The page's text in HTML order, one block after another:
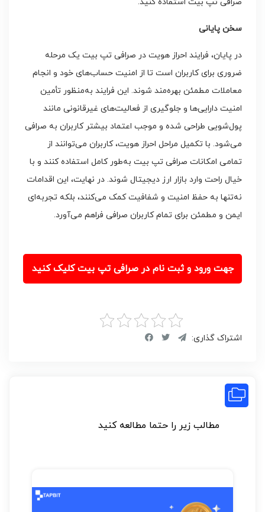
سخن پایانی
در پایان، فرایند احراز هویت در صرافی تپ بیت یک مرحله
ضروری برای کاربران است تا از امنیت حساب‌های خود و انجام
معاملات مطمئن بهره‌مند شوند. این فرایند به‌منظور تأمین
امنیت دارایی‌ها و جلوگیری از فعالیت‌های غیرقانونی مانند
پول‌شویی طراحی شده و موجب اعتماد بیشتر کاربران به صرافی
می‌شود. با تکمیل مراحل احراز هویت، کاربران می‌توانند از
تمامی امکانات صرافی تپ بیت به‌طور کامل استفاده کنند و با
خیال راحت وارد بازار ارز دیجیتال شوند. در نهایت، این اقدامات
نه‌تنها به حفظ امنیت و شفافیت کمک می‌کنند، بلکه تجربه‌ای
ایمن و مطمئن برای تمام کاربران صرافی فراهم می‌آورد.
جهت ورود و ثبت نام در صرافی تپ بیت کلیک کنید
اشتراک گذاری:
مطالب زیر را حتما مطالعه کنید